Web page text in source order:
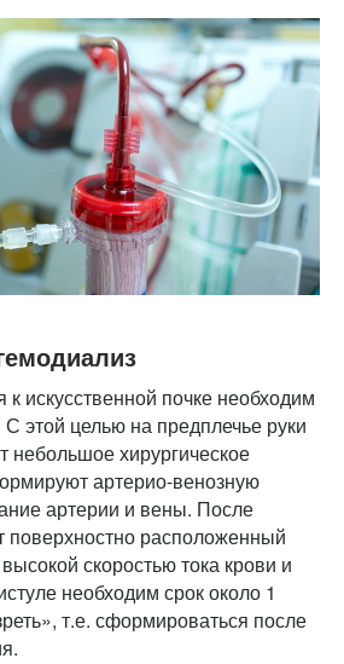
искусственной почке необходим
С этой целью на предплечье руки
небольшое хирургическое
артерио-венозную
артерии и вены. После
поверхностно расположенный
скоростью тока крови и
необходим срок около 1
т.е. сформироваться после